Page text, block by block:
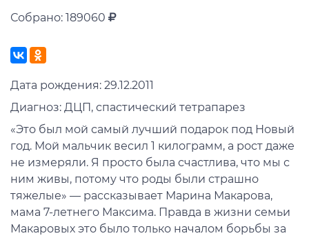
Собрано: 189060
Дата рождения: 29.12.2011
Диагноз: ДЦП, спастический тетрапарез
«Это был мой самый лучший подарок под Новый
год. Мой мальчик весил 1 килограмм, а рост даже
не измеряли. Я просто была счастлива, что мы с
ним живы, потому что роды были страшно
тяжелые» — рассказывает Марина Макарова,
мама 7-летнего Максима. Правда в жизни семьи
Макаровых это было только началом борьбы за